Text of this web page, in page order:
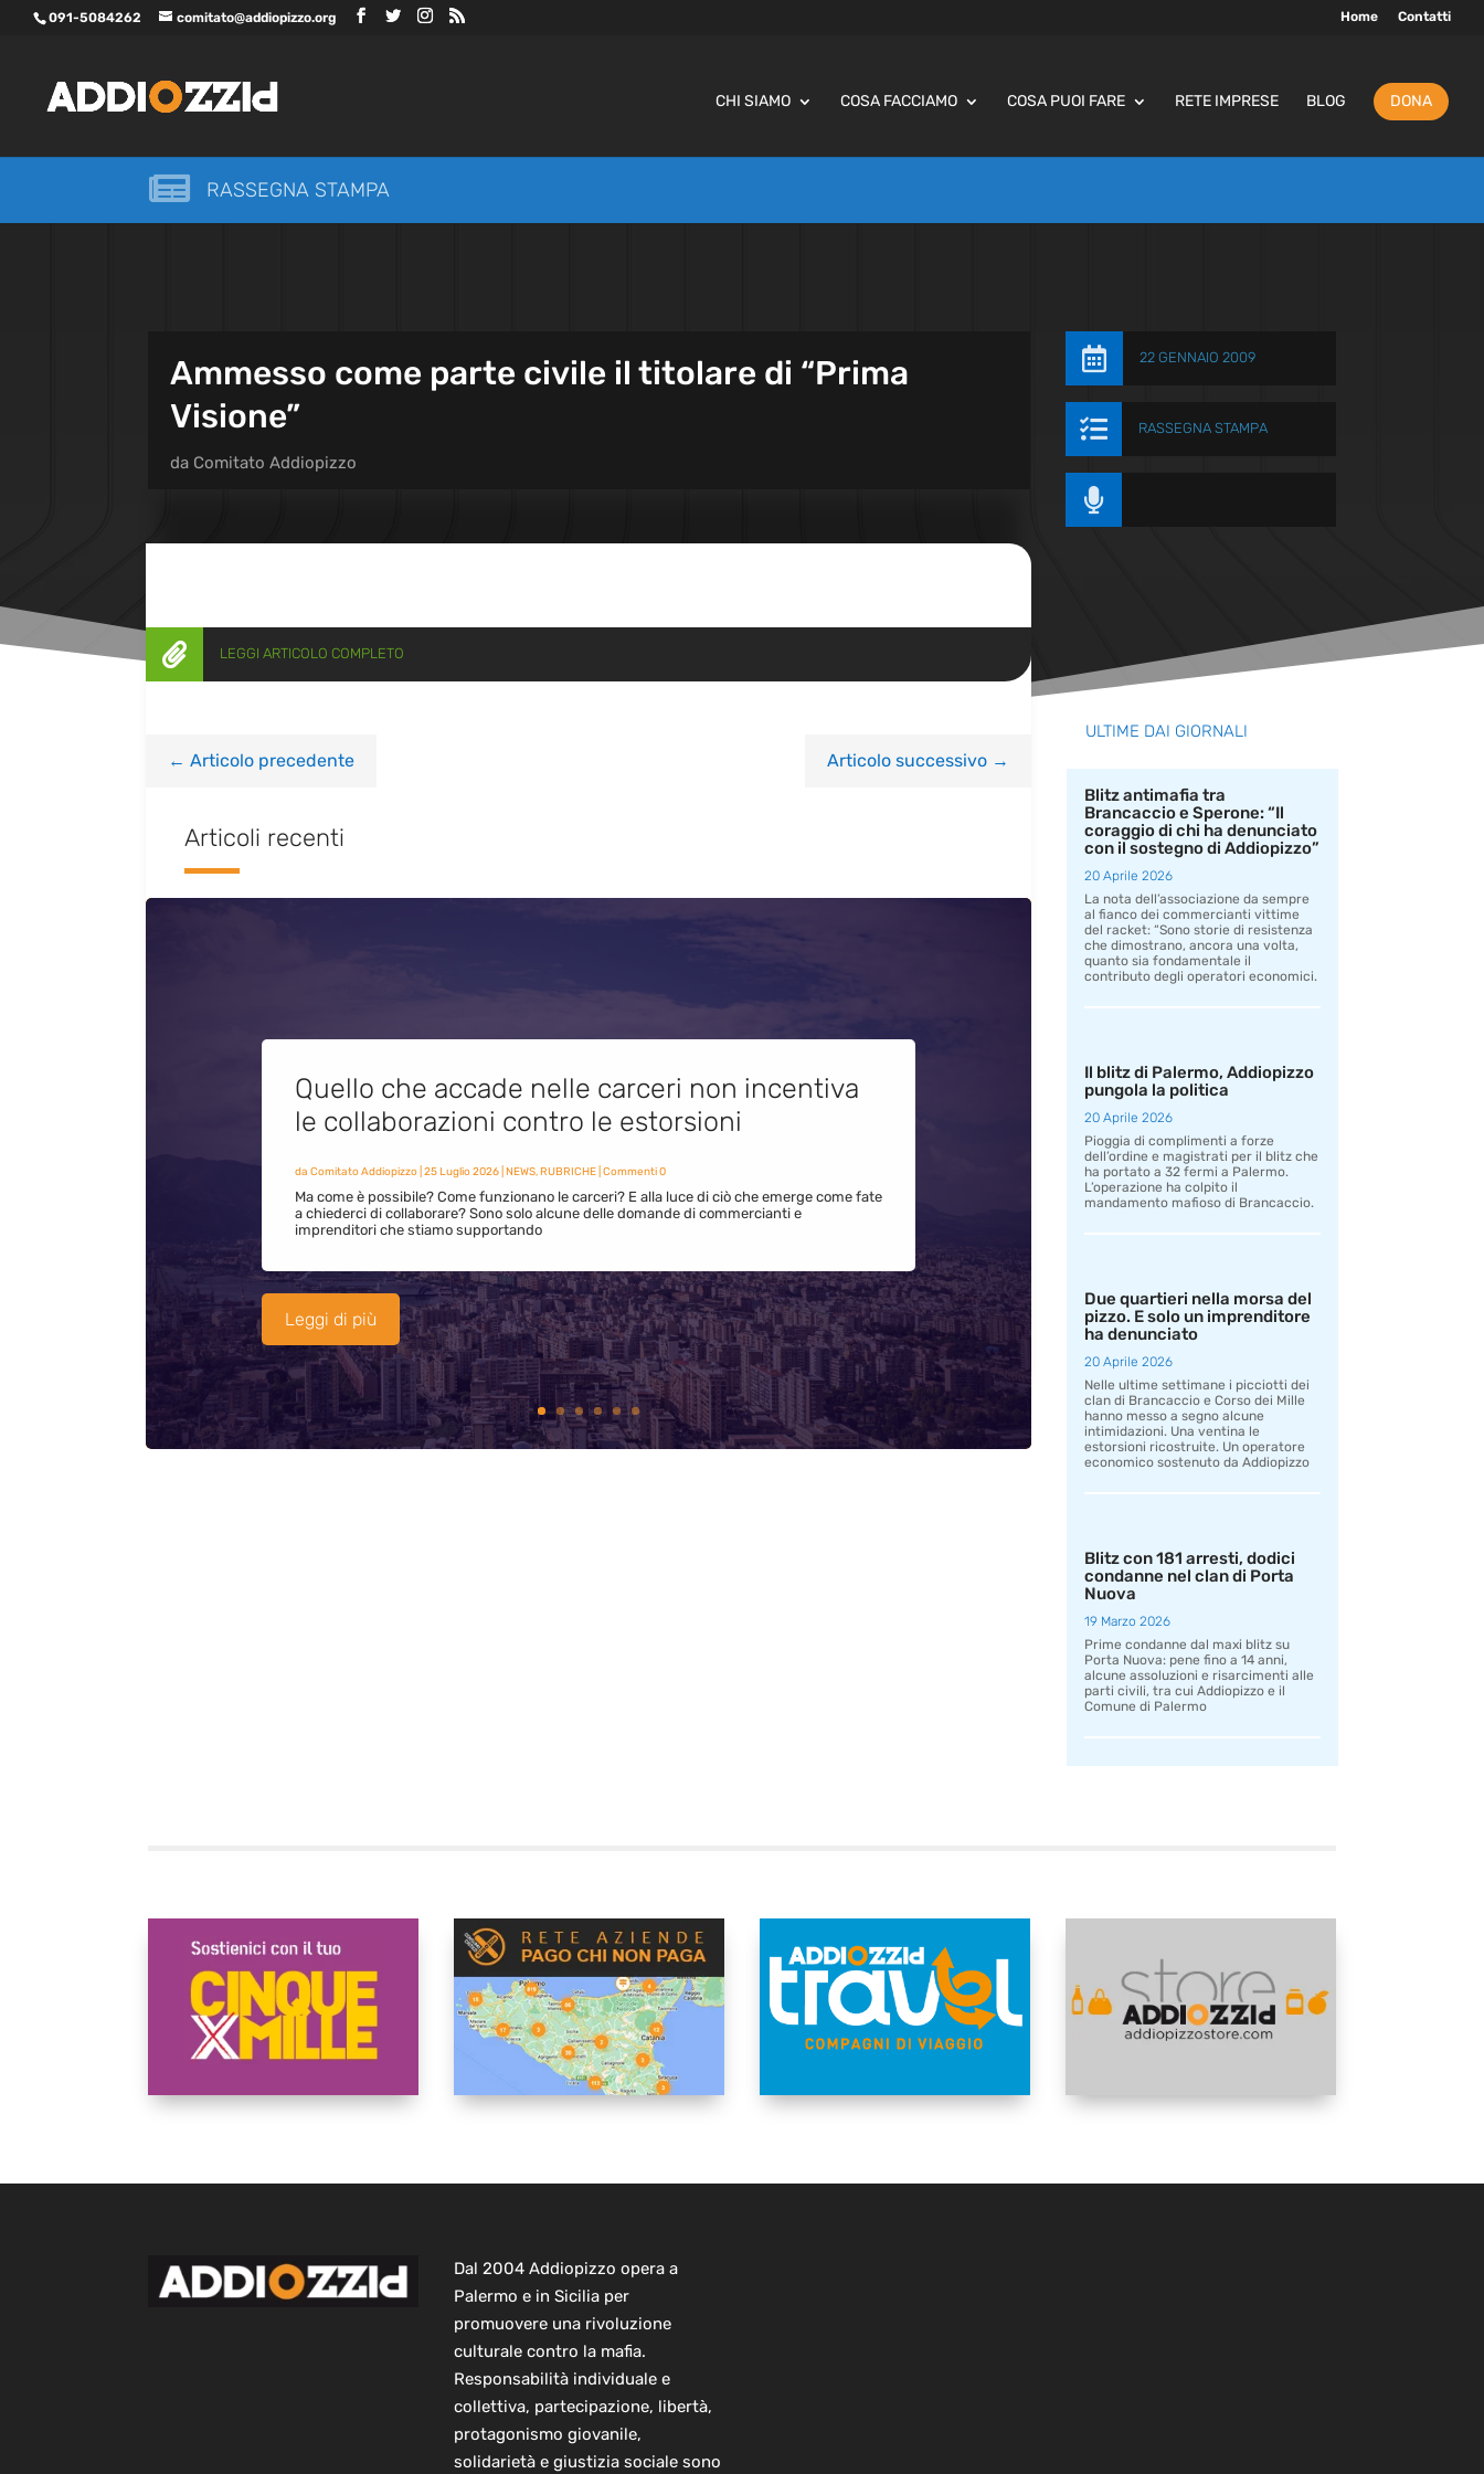
091-5084262 comitato@addiopizzo.org Home Contatti
CHI SIAMO COSA FACCIAMO COSA PUOI FARE RETE IMPRESE BLOG DONA
 RASSEGNA STAMPA
Ammesso come parte civile il titolare di “Prima
Visione”
da Comitato Addiopizzo
 22 GENNAIO 2009
 RASSEGNA STAMPA

 LEGGI ARTICOLO COMPLETO
← Articolo precedente Articolo successivo→
Articoli recenti
Quello che accade nelle carceri non incentiva
le collaborazioni contro le estorsioni
da Comitato Addiopizzo| 25 Luglio 2026| NEWS,RUBRICHE| Commenti 0
Ma come è possibile? Come funzionano le carceri? E alla luce di ciò che emerge come fate
a chiederci di collaborare? Sono solo alcune delle domande di commercianti e
imprenditori che stiamo supportando
Leggi di più
ULTIME DAI GIORNALI
Blitz antimafia tra
Brancaccio e Sperone: “Il
coraggio di chi ha denunciato
con il sostegno di Addiopizzo”
20 Aprile 2026
La nota dell’associazione da sempre
al fianco dei commercianti vittime
del racket: “Sono storie di resistenza
che dimostrano, ancora una volta,
quanto sia fondamentale il
contributo degli operatori economici.
Il blitz di Palermo, Addiopizzo
pungola la politica
20 Aprile 2026
Pioggia di complimenti a forze
dell’ordine e magistrati per il blitz che
ha portato a 32 fermi a Palermo.
L’operazione ha colpito il
mandamento mafioso di Brancaccio.
Due quartieri nella morsa del
pizzo. E solo un imprenditore
ha denunciato
20 Aprile 2026
Nelle ultime settimane i picciotti dei
clan di Brancaccio e Corso dei Mille
hanno messo a segno alcune
intimidazioni. Una ventina le
estorsioni ricostruite. Un operatore
economico sostenuto da Addiopizzo
Blitz con 181 arresti, dodici
condanne nel clan di Porta
Nuova
19 Marzo 2026
Prime condanne dal maxi blitz su
Porta Nuova: pene fino a 14 anni,
alcune assoluzioni e risarcimenti alle
parti civili, tra cui Addiopizzo e il
Comune di Palermo
Dal 2004 Addiopizzo opera a
Palermo e in Sicilia per
promuovere una rivoluzione
culturale contro la mafia.
Responsabilità individuale e
collettiva, partecipazione, libertà,
protagonismo giovanile,
solidarietà e giustizia sociale sono